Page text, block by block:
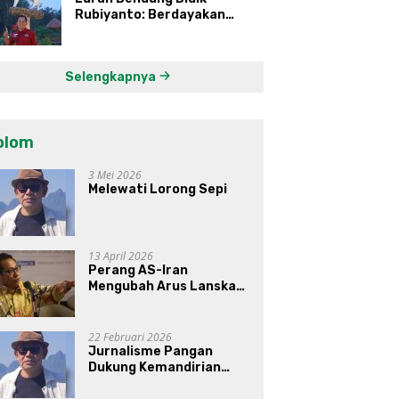
Rubiyanto: Berdayakan
Selengkapnya
3 Mei 2026
Melewati Lorong Sepi
13 April 2026
Perang AS-Iran
Mengubah Arus Lanskap
Prabowo-Gibran?
22 Februari 2026
Jurnalisme Pangan
Dukung Kemandirian